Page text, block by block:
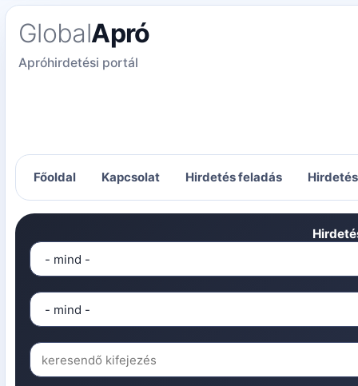
GlobalApró
Apróhirdetési portál
Főoldal Kapcsolat Hirdetés feladás